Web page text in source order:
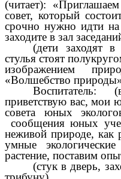
(читает):
совет, который
срочно нужно идти
заходите в зал
(дети заходят
стулья стоят
изображением
«Волшебство
приветствую вас, мои
совета юных
сообщения юных
неживой природе, как
умные
растение, поставим
(стук в дверь,